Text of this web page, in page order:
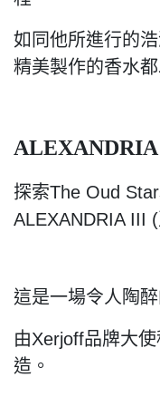
如同他所進行的
精美製作的香水
探索The Oud
ALEXANDRIA III
這是一場令人陶
由Xerjoff品牌大
造。